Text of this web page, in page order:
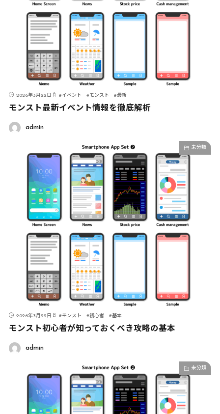
2026年3月22日 #イベント #モンスト #最新
モンスト最新イベント情報を徹底解析
admin
未分類
2026年3月22日 #モンスト #初心者 #基本
モンスト初心者が知っておくべき攻略の基本
admin
未分類